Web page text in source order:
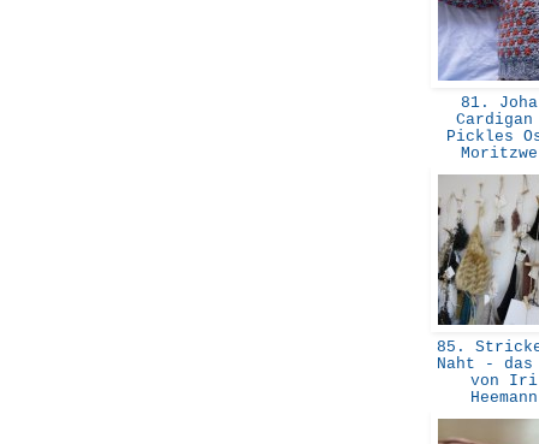
81.
Cardigan
Pickles
85.
Naht - das
von